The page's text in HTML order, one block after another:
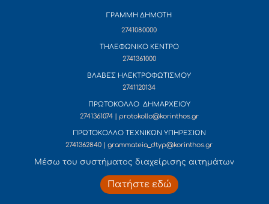
ΓΡΑΜΜΗ ΔΗΜΟΤΗ
2741080000
ΤΗΛΕΦΩΝΙΚΟ ΚΕΝΤΡΟ
2741361000
ΒΛΑΒΕΣ ΗΛΕΚΤΡΟΦΩΤΙΣΜΟΥ
2741120134
ΠΡΩΤΟΚΟΛΛΟ ΔΗΜΑΡΧΕΙΟΥ
2741361074 | protokollo@korinthos.gr
ΠΡΩΤΟΚΟΛΛΟ ΤΕΧΝΙΚΩΝ ΥΠΗΡΕΣΙΩΝ
2741362840 | grammateia_dtyp@korinthos.gr
Mέσω του συστήματος διαχείρισης αιτημάτων
Πατήστε εδώ